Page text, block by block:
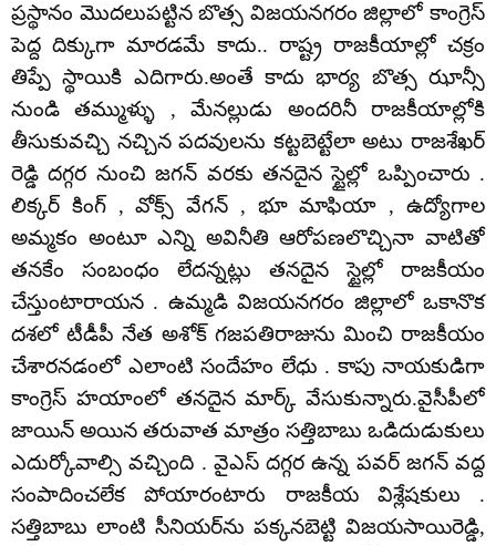
ప్రస్థానం మొదలుపట్టిన బొత్స విజయనగరం జిల్లాలో కాంగ్రెస్
పెద్ద దిక్కుగా మారడమే కాదు.. రాష్ట్ర రాజకీయాల్లో చక్రం
తిప్పే స్థాయికి ఎదిగారు.అంతే కాదు భార్య బొత్స ఝాన్సీ
నుండి తమ్ముళ్ళు , మేనల్లుడు అందరినీ రాజకీయాల్లోకి
తీసుకువచ్చి నచ్చిన పదవులను కట్టబెట్టేలా అటు రాజశేఖర్
రెడ్డి దగ్గర నుంచి జగన్ వరకు తనదైన స్టైల్లో ఒప్పించారు .
లిక్కర్ కింగ్ , వోక్స్ వేగన్ , భూ మాఫియా , ఉద్యోగాల
అమ్మకం అంటూ ఎన్ని అవినీతి ఆరోపణలొచ్చినా వాటితో
తనకేం సంబంధం లేదన్నట్లు తనదైన స్టైల్లో రాజకీయం
చేస్తుంటారాయన . ఉమ్మడి విజయనగరం జిల్లాలో ఒకానొక
దశలో టీడీపీ నేత అశోక్ గజపతిరాజును మించి రాజకీయం
చేశారనడంలో ఎలాంటి సందేహం లేధు . కాపు నాయకుడిగా
కాంగ్రెస్ హయాంలో తనదైన మార్క్ వేసుకున్నారు.వైసీపీలో
జాయిన్ అయిన తరువాత మాత్రం సత్తిబాబు ఒడిదుడుకులు
ఎదుర్కోవాల్సి వచ్చింది . వైఎస్ దగ్గర ఉన్న పవర్ జగన్ వద్ద
సంపాదించలేక పోయారంటారు రాజకీయ విశ్లేషకులు .
సత్తిబాబు లాంటి సీనియర్‌ను పక్కనబెట్టి విజయసాయిరెడ్డి,